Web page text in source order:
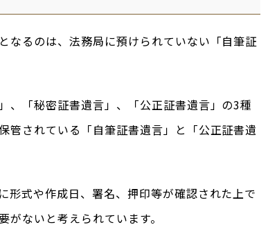
なるのは、法務局に預けられていない「自筆証
、「秘密証書遺言」、「公正証書遺言」の3種
管されている「自筆証書遺言」と「公正証書遺
形式や作成日、署名、押印等が確認された上で
ないと考えられています。